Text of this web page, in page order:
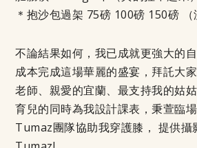
＊抱沙包過架 75磅 100磅 150磅 （
不論結果如何，我已成就更強大的
成本完成這場華麗的盛宴，拜託大
老師、親愛的宜蘭、最支持我的姑
育兒的同時為我設計課表，秉萱臨
Tumaz團隊協助我穿護膝， 提供攝